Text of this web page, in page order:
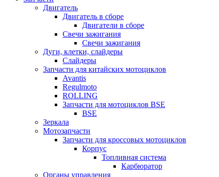
Двигатель
Двигатель в сборе
Двигатели в сборе
Свечи зажигания
Свечи зажигания
Дуги, клетки, слайдеры
Слайдеры
Запчасти для китайских мотоциклов
Avantis
Regulmoto
ROLLING
Запчасти для мотоциклов BSE
BSE
Зеркала
Мотозапчасти
Запчасти для кроссовых мотоциклов
Корпус
Топливная система
Карбюратор
Органы управления